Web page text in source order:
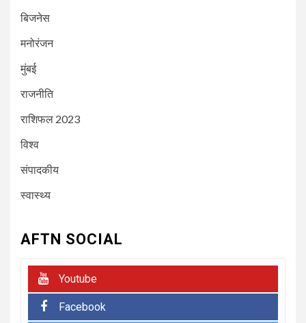
बिजनेस
मनोरंजन
मुंबई
राजनीति
राशिफल 2023
विश्व
संपादकीय
स्वास्थ्य
AFTN SOCIAL
Youtube
Facebook
5
धमाल, कास्टिंग डायरेक्टर आलोक सिंह
7
मीरा-भाईंदर क्राइम ब्रांच ने दो